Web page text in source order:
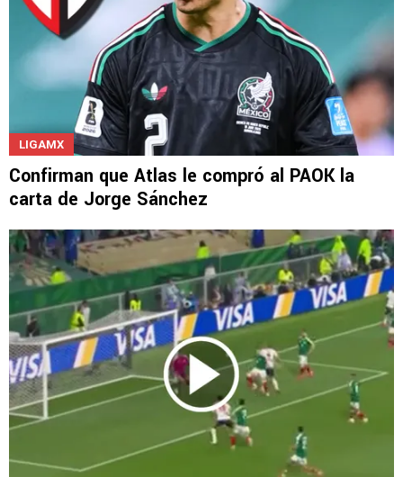
LIGAMX
Confirman que Atlas le compró al PAOK la
carta de Jorge Sánchez